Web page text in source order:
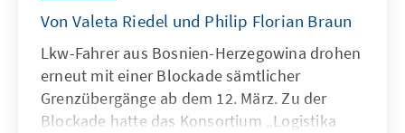
Von Valeta Riedel und Philip Florian Braun
Lkw-Fahrer aus Bosnien-Herzegowina drohen
erneut mit einer Blockade sämtlicher
Grenzübergänge ab dem 12. März. Zu der
Blockade hatte das Konsortium „Logistika